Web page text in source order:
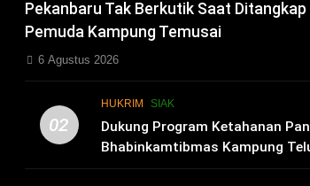
Pekanbaru Tak Berkutik Saat
Pemuda Kampung Temusai
6 Agustus 2026
02
HUKRIM SIAK
Dukung Program Ketahanan
Bhabinkamtibmas Kampung
Merempan Tinjau Tanaman